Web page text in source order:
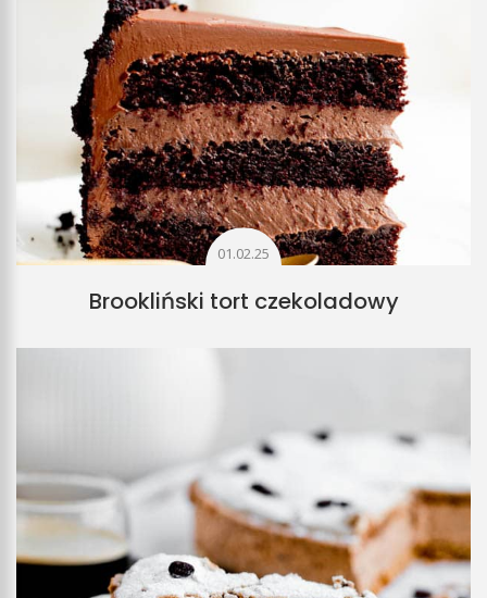
01.02.25
Brookliński tort czekoladowy